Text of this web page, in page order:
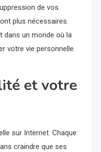
de vos
plus nécessaires.
dans un monde où la
votre vie personnelle
et votre
sur Internet. Chaque
craindre que ses